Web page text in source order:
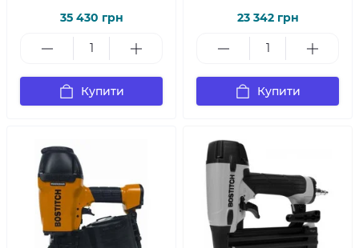
35 430 грн
Купити
23 342 грн
Купити